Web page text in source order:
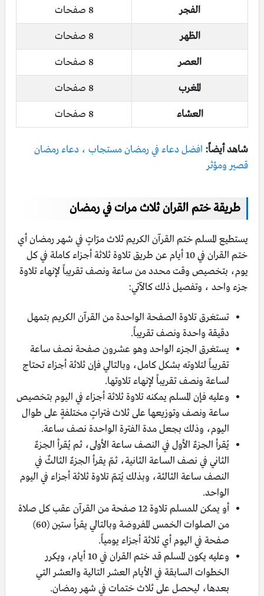
الفجر 8 صفحات
الظهر 8 صفحات
العصر 8 صفحات
المغرب 8 صفحات
العشاء 8 صفحات
شاهد أيضاً: افضل دعاء في رمضان مستجاب ، دعاء رمضان
قصير ومؤثر
طريقة ختم القران ثلاث مرات في رمضان
يستطيع المسلم ختم القرآن الكريم ثلاث مرّاتٍ في شهر رمضان أي
ختم القران في 10 أيام عن طريق تلاوة ثلاثة أجزاء كاملة في كل
يوم، بتخصيص وقت محدد من ساعة ونصف تقريباً لإنهاء تلاوة
جزء واحد ، وتفصيل ذلك كالآتي:
تستغرق تلاوة الصفحة الواحدة من القرآن الكريم بتمهل
دقيقة واحدة ونصف تقريباً.
يستغرق الجزء الواحد وهو عشرون صفحة نصف ساعة
تقريباً لتلاوته بشكل كامل، وبالتالي فإن ثلاثة أجزاء تحتاج
لساعة ونصف تقريباً لإنهاء تلاوتها.
وعليه فإن المسلم يمكنه تلاوة ثلاثة أجزاء في اليوم بتخصيص
ساعة ونصف وتوزيعها على ثلاث فتراتٍ مختلفةٍ على طوال
اليوم، وذلك بجعل مدة الفترة الواحدة نصف ساعة.
يُقرأ الجزءٌ الأول في النصف ساعة الأولى، ثم يُقرأ الجزءٌ
الثاني في نصف الساعة الثانية، ثمّ يقرأ الجزءٌ الثالثٌ في
النصف ساعة الثالثة، وبذلك يُتمّ تلاوة ثلاثة أجزاء في اليوم
الواحد.
أو يمكن للمسلم تلاوة 12 صفحة من القرآن عقب كل صلاة
من الصلوات الخمس المفروضة وبالتالي يقرأ ستين (60)
صفحة في اليوم أي ثلاثة أجزاء يومياً.
وعليه يكون المسلم قد ختم القران في 10 أيام، ويكرر
الخطوات السابقة في الأيام العشر التالية والعشر التي
بعدها، ليحصل على ثلاث ختمات في شهر رمضان.